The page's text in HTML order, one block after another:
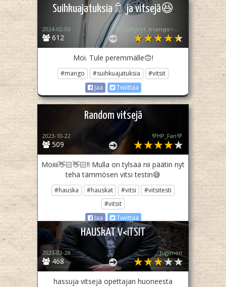
Suihkuajatuksia🚿 ja vitsejä😆
612
2024-02-03 ~🎅✨️jäätynyt_𝕞𝕒𝕟𝕘𝕠✨️🎅~ [tosi epä akt.]
Moi. Tule peremmälle🙃!
#mango #suihkuajatuksia
#vitsit
Jaa
Twiittaa
Random vitsejä
509
2023-10-22 💜HP_Fan💜
Moiiii👋🏻👋🏻!! Mulla on tylsää nii päätin nyt
tehä tämmösen vitsi testin😅
#hauska #hauskat #vitsi
#vitsitesti
#vitsit
Jaa
Twiittaa
HAUSkAT V<iTSIT
468
2023-03-28 Jugimon
hassuja vitsejä opettajan huoneesta